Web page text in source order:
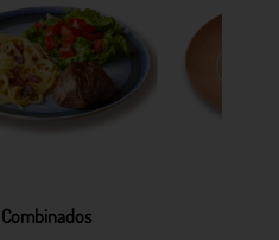
Combinados